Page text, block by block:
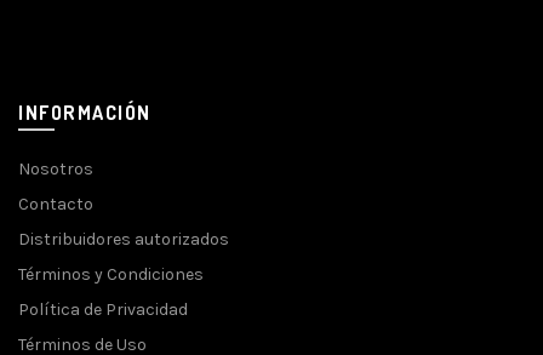
INFORMACIÓN
Nosotros
Contacto
Distribuidores autorizados
Términos y Condiciones
Política de Privacidad
Términos de Uso